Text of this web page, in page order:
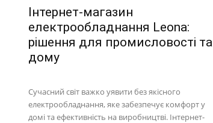
Інтернет-магазин
електрообладнання Leona:
рішення для промисловості та
дому
Сучасний світ важко уявити без якісного
електрообладнання, яке забезпечує комфорт у
домі та ефективність на виробництві. Інтернет-